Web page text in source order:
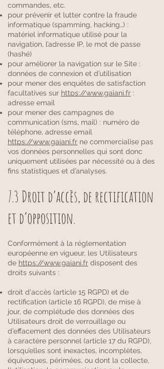
commandes, etc.
pour prévenir et lutter contre la fraude
informatique (spamming, hacking…) :
matériel informatique utilisé pour la
navigation, l’adresse IP, le mot de passe
(hashé)
pour améliorer la navigation sur le Site :
données de connexion et d’utilisation
pour mener des enquêtes de satisfaction
facultatives sur https://www.gaiani.fr :
adresse email
pour mener des campagnes de
communication (sms, mail) : numéro de
téléphone, adresse email
https://www.gaiani.fr ne commercialise pas
vos données personnelles qui sont donc
uniquement utilisées par nécessité ou à des
fins statistiques et d’analyses.
7.3 Droit d’accès, de rectification
et d’opposition.
Conformément à la réglementation
européenne en vigueur, les Utilisateurs
de https://www.gaiani.fr disposent des
droits suivants :
droit d'accès (article 15 RGPD) et de
rectification (article 16 RGPD), de mise à
jour, de complétude des données des
Utilisateurs droit de verrouillage ou
d’effacement des données des Utilisateurs
à caractère personnel (article 17 du RGPD),
lorsqu’elles sont inexactes, incomplètes,
équivoques, périmées, ou dont la collecte,